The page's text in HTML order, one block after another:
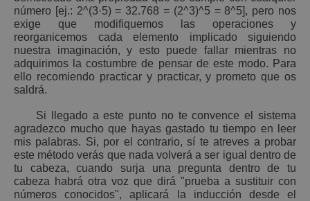
número [ej.: 2^(3·5) = 32.768 = (2^3)^5 = 8^5], pero nos
exige que modifiquemos las operaciones y
reorganicemos cada elemento implicado siguiendo
nuestra imaginación, y esto puede fallar mientras no
adquirimos la costumbre de pensar de este modo. Para
ello recomiendo practicar y practicar, y prometo que os
saldrá.
Si llegado a este punto no te convence el sistema
agradezco mucho que hayas gastado tu tiempo en leer
mis palabras. Si, por el contrario, sí te atreves a probar
este método verás que nada volverá a ser igual dentro de
tu cabeza, cuando surja una pregunta dentro de tu
cabeza habrá otra voz que dirá "prueba a sustituir con
números conocidos", aplicará la inducción desde el